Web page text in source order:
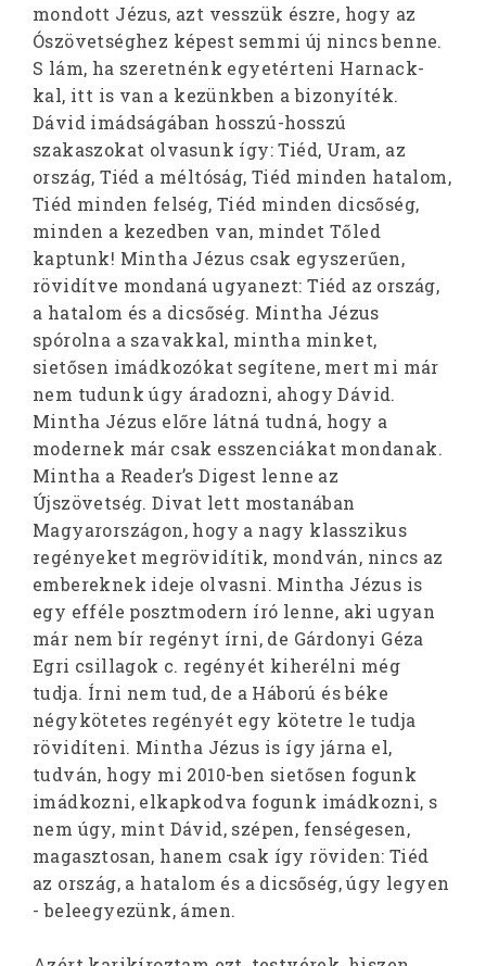
mondott Jézus, azt vesszük észre, hogy az
Ószövetséghez képest semmi új nincs benne.
S lám, ha szeretnénk egyetérteni Harnack-
kal, itt is van a kezünkben a bizonyíték.
Dávid imádságában hosszú-hosszú
szakaszokat olvasunk így: Tiéd, Uram, az
ország, Tiéd a méltóság, Tiéd minden hatalom,
Tiéd minden felség, Tiéd minden dicsőség,
minden a kezedben van, mindet Tőled
kaptunk! Mintha Jézus csak egyszerűen,
rövidítve mondaná ugyanezt: Tiéd az ország,
a hatalom és a dicsőség. Mintha Jézus
spórolna a szavakkal, mintha minket,
sietősen imádkozókat segítene, mert mi már
nem tudunk úgy áradozni, ahogy Dávid.
Mintha Jézus előre látná tudná, hogy a
modernek már csak esszenciákat mondanak.
Mintha a Reader’s Digest lenne az
Újszövetség. Divat lett mostanában
Magyarországon, hogy a nagy klasszikus
regényeket megrövidítik, mondván, nincs az
embereknek ideje olvasni. Mintha Jézus is
egy efféle posztmodern író lenne, aki ugyan
már nem bír regényt írni, de Gárdonyi Géza
Egri csillagok c. regényét kiherélni még
tudja. Írni nem tud, de a Háború és béke
négykötetes regényét egy kötetre le tudja
rövidíteni. Mintha Jézus is így járna el,
tudván, hogy mi 2010-ben sietősen fogunk
imádkozni, elkapkodva fogunk imádkozni, s
nem úgy, mint Dávid, szépen, fenségesen,
magasztosan, hanem csak így röviden: Tiéd
az ország, a hatalom és a dicsőség, úgy legyen
- beleegyezünk, ámen.